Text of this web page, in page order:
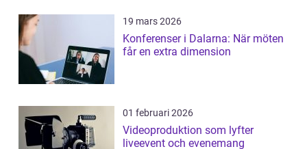
19 mars 2026
Konferenser i Dalarna: När möten
får en extra dimension
01 februari 2026
Videoproduktion som lyfter
liveevent och evenemang